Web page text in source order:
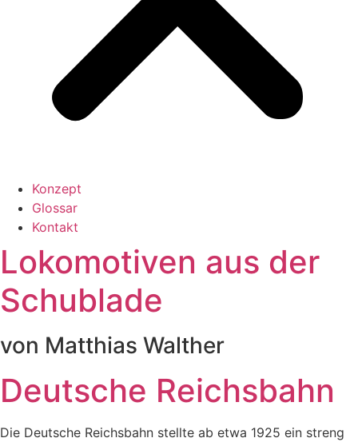
Konzept
Glossar
Kontakt
Lokomotiven aus der
Schublade
von Matthias Walther
Deutsche Reichsbahn
Die Deutsche Reichsbahn stellte ab etwa 1925 ein streng